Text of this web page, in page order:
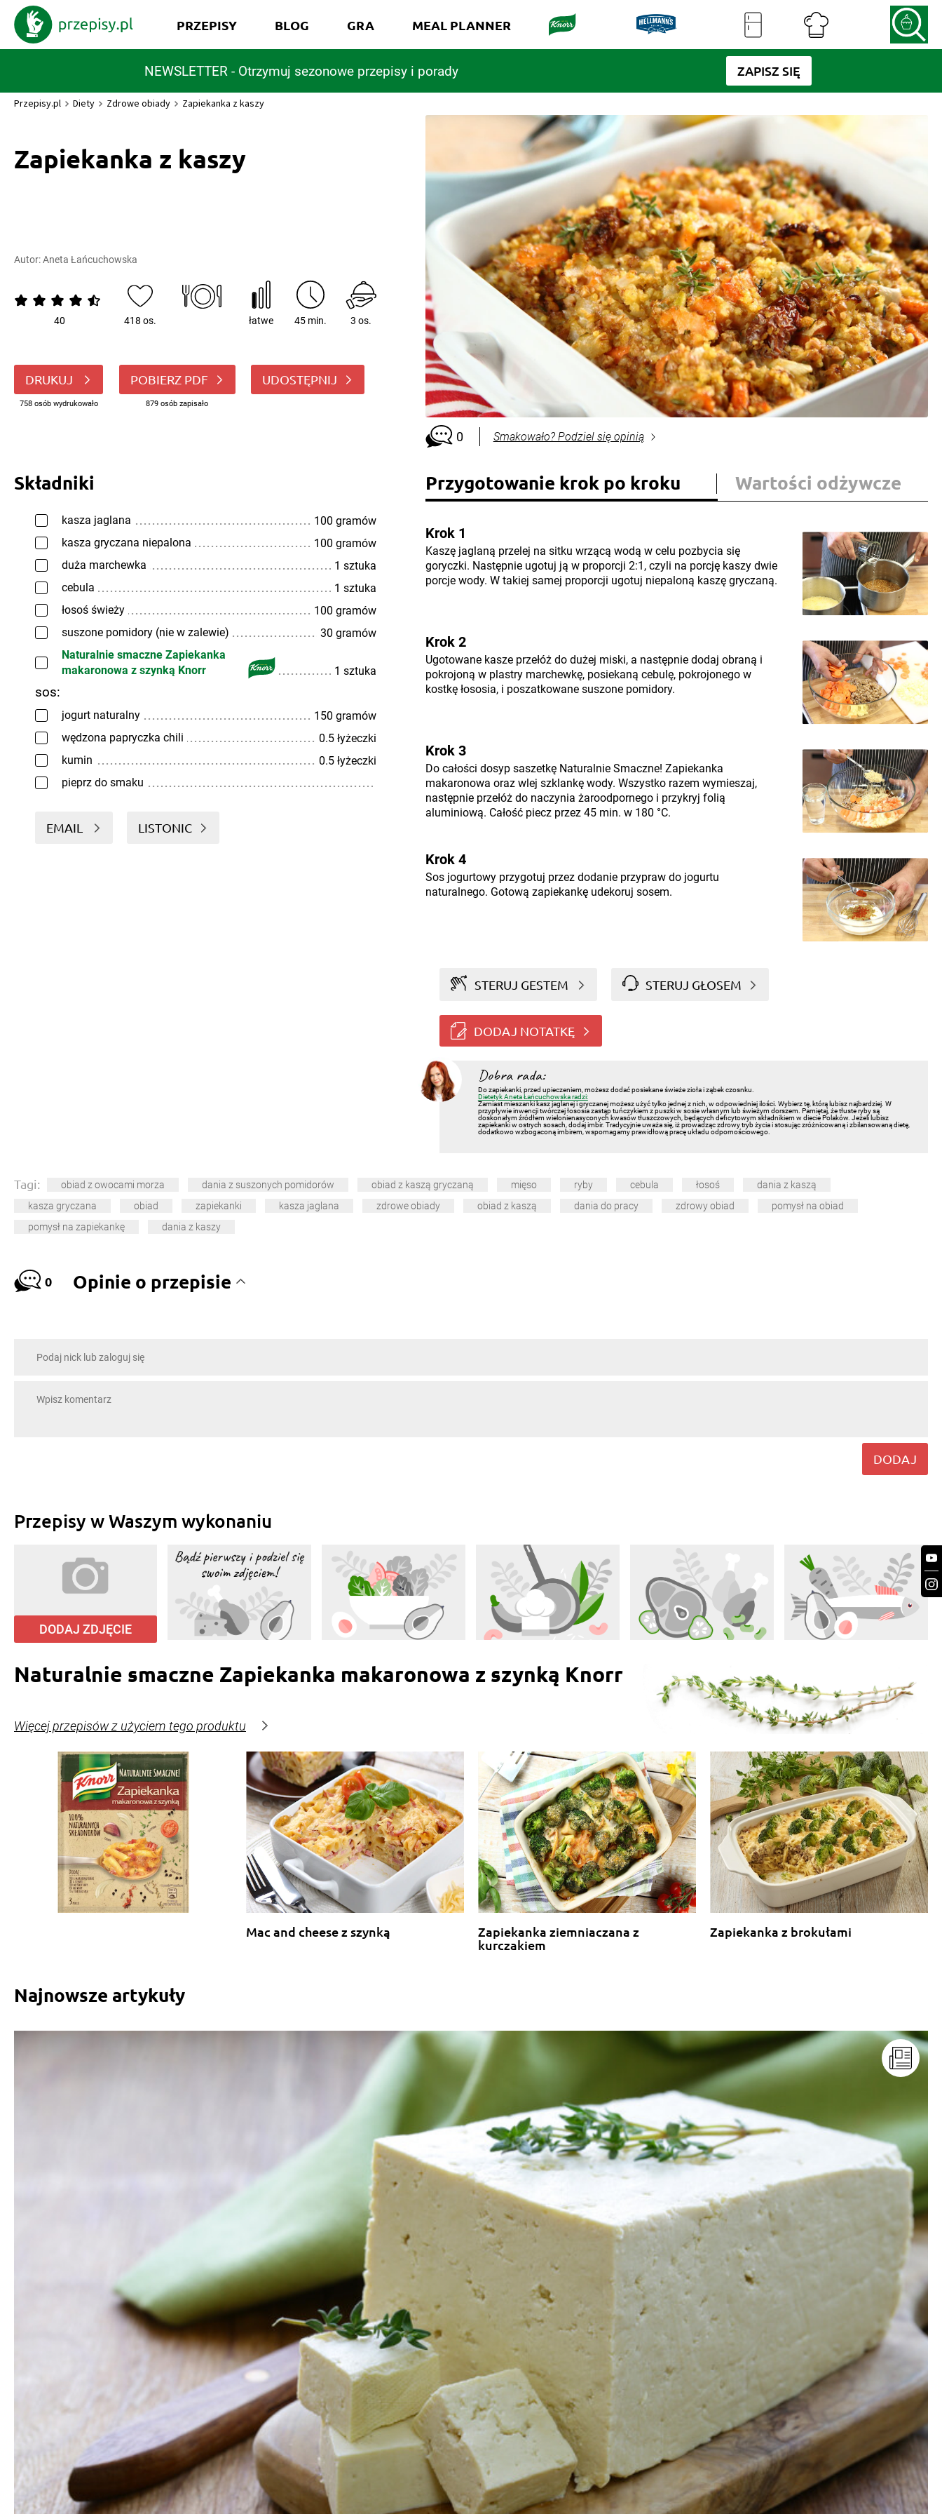
NEWSLETTER - Otrzymuj sezonowe przepisy i porady ZAPISZ SIĘ
PRZEPISY BLOG GRA MEAL PLANNER
Przepisy.pl Diety Zdrowe obiady Zapiekanka z kaszy
Zapiekanka z kaszy
Autor:Aneta Łańcuchowska
40 418 os. łatwe 45 min. 3 os.
DRUKUJ
758 osób wydrukowało
POBIERZ PDF
879 osób zapisało
UDOSTĘPNIJ
0 Smakowało? Podziel się opinią
Składniki
kasza jaglana
100 gramów
kasza gryczana niepalona
100 gramów
duża marchewka
1 sztuka
cebula
1 sztuka
łosoś świeży
100 gramów
suszone pomidory (nie w zalewie)
30 gramów
Naturalnie smaczne Zapiekanka
makaronowa z szynką Knorr
1 sztuka
sos:
jogurt naturalny
150 gramów
wędzona papryczka chili
0.5 łyżeczki
kumin
0.5 łyżeczki
pieprz do smaku
EMAIL LISTONIC
Przygotowanie krok po kroku Wartości odżywcze
Krok 1
Kaszę jaglaną przelej na sitku wrzącą wodą w celu pozbycia się
goryczki. Następnie ugotuj ją w proporcji 2:1, czyli na porcję kaszy dwie
porcje wody. W takiej samej proporcji ugotuj niepaloną kaszę gryczaną.
Krok 2
Ugotowane kasze przełóż do dużej miski, a następnie dodaj obraną i
pokrojoną w plastry marchewkę, posiekaną cebulę, pokrojonego w
kostkę łososia, i poszatkowane suszone pomidory.
Krok 3
Do całości dosyp saszetkę Naturalnie Smaczne! Zapiekanka
makaronowa oraz wlej szklankę wody. Wszystko razem wymieszaj,
następnie przełóż do naczynia żaroodpornego i przykryj folią
aluminiową. Całość piecz przez 45 min. w 180 °C.
Krok 4
Sos jogurtowy przygotuj przez dodanie przypraw do jogurtu
naturalnego. Gotową zapiekankę udekoruj sosem.
STERUJ GESTEM STERUJ GŁOSEM
DODAJ NOTATKĘ
Dobra rada:
Do zapiekanki, przed upieczeniem, możesz dodać posiekane świeże zioła i ząbek czosnku.
Dietetyk Aneta Łańcuchowska radzi:
Zamiast mieszanki kasz jaglanej i gryczanej możesz użyć tylko jednej z nich, w odpowiedniej ilości. Wybierz tę, którą lubisz najbardziej. W
przypływie inwencji twórczej łososia zastąp tuńczykiem z puszki w sosie własnym lub świeżym dorszem. Pamiętaj, że tłuste ryby są
doskonałym źródłem wielonienasyconych kwasów tłuszczowych, będących deficytowym składnikiem w diecie Polaków. Jeżeli lubisz
zapiekanki w ostrych sosach, dodaj imbir. Tradycyjnie uważa się, iż prowadząc zdrowy tryb życia i stosując zróżnicowaną i zbilansowaną dietę,
dodatkowo wzbogaconą imbirem, wspomagamy prawidłową pracę układu odpornościowego.
Tagi: obiad z owocami morza dania z suszonych pomidorów obiad z kaszą gryczaną mięso ryby cebula łosoś
dania z kaszą
kasza gryczana
obiad zapiekanki kasza jaglana zdrowe obiady obiad z kaszą dania do pracy zdrowy obiad
pomysł na obiad
pomysł na zapiekankę
dania z kaszy
0 Opinie o przepisie
DODAJ
Przepisy w Waszym wykonaniu
DODAJ ZDJĘCIE
Naturalnie smaczne Zapiekanka makaronowa z szynką Knorr
Więcej przepisów z użyciem tego produktu
Mac and cheese z szynką
Zapiekanka ziemniaczana z
kurczakiem
Zapiekanka z brokułami
Najnowsze artykuły